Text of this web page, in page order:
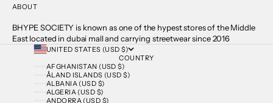
ABOUT
BHYPE SOCIETY is known as one of the hypest stores of the Middle
East located in dubai mall and carrying streetwear since 2016
UNITED STATES (USD $)
COUNTRY
AFGHANISTAN (USD $)
ÅLAND ISLANDS (USD $)
ALBANIA (USD $)
ALGERIA (USD $)
ANDORRA (USD $)